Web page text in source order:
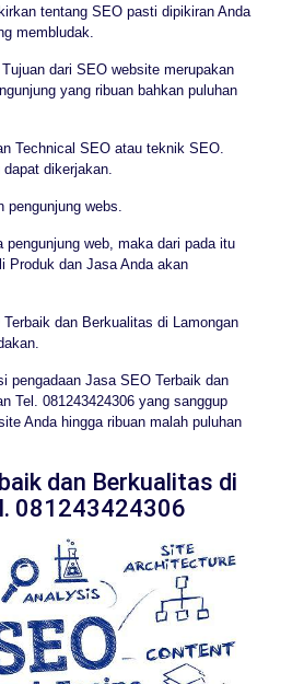
tentang SEO pasti dipikiran Anda
membludak.
dari SEO website merupakan
yang ribuan bahkan puluhan
Technical SEO atau teknik SEO.
dikerjakan.
webs.
pengunjung web, maka dari pada itu
Produk dan Jasa Anda akan
dan Berkualitas di Lamongan
pengadaan Jasa SEO Terbaik dan
Tel. 081243424306 yang sanggup
Anda hingga ribuan malah puluhan
dan Berkualitas di
081243424306